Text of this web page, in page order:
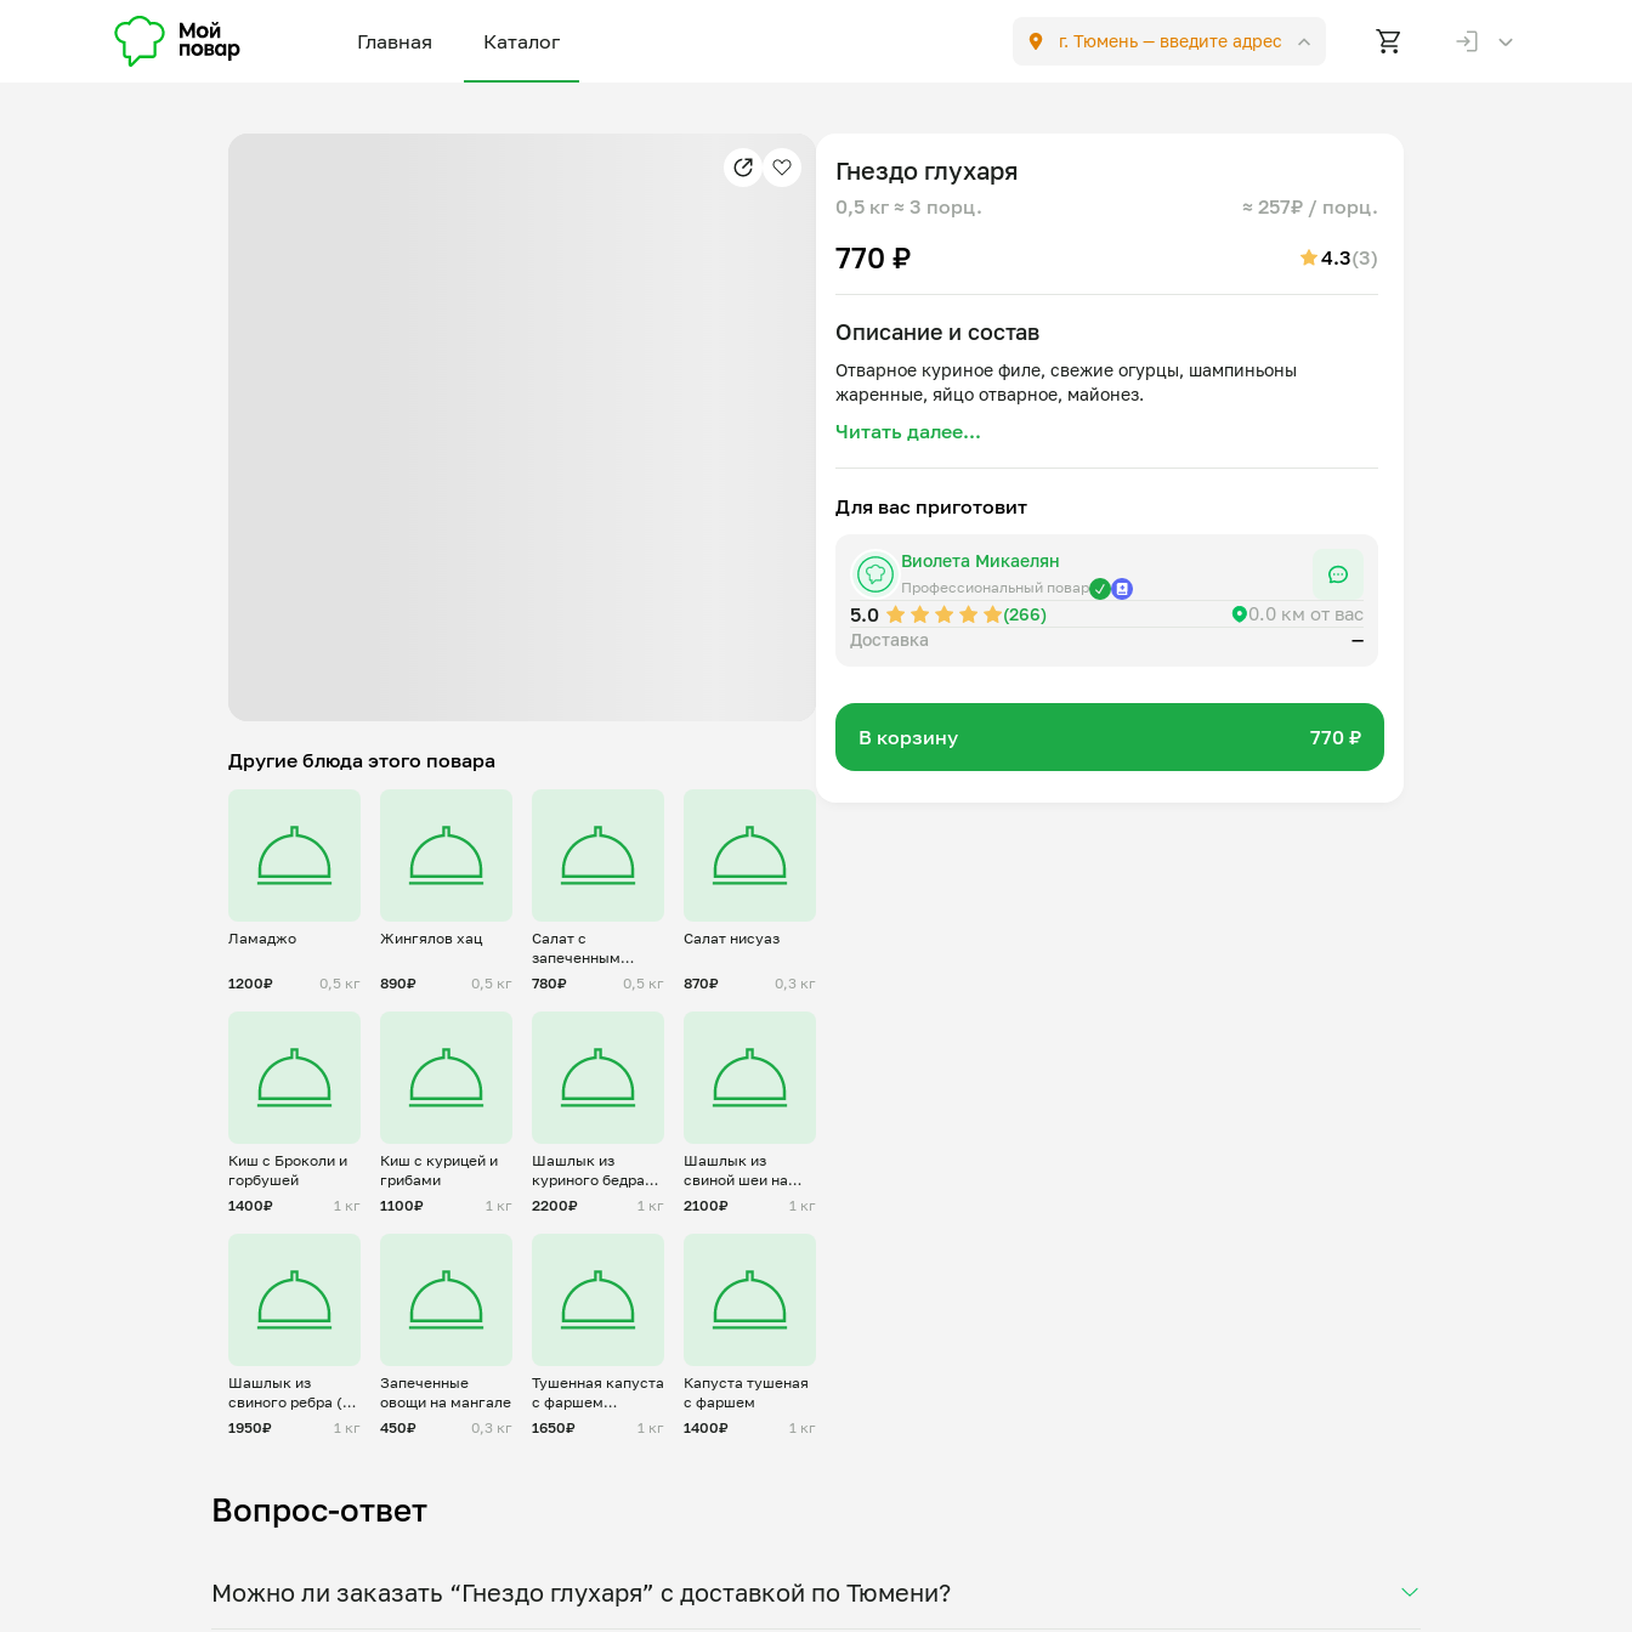
Главная Каталог г. Тюмень — введите адрес
Другие блюда этого повара
Ламаджо
1200₽ 0,5 кг
Жингялов хац
890₽ 0,5 кг
Салат с
запеченным
картофелем
780₽ 0,5 кг
Салат нисуаз
870₽ 0,3 кг
Киш с Броколи и
горбушей
1400₽
1 кг
Киш с курицей и
грибами
1100₽
1 кг
Шашлык из
куриного бедра
на мангале
2200₽ 1 кг
Шашлык из
свиной шеи на
мангале
2100₽ 1 кг
Шашлык из
свиного ребра (
без картофеля)
1950₽ 1 кг
Запеченные
овощи на мангале
450₽
0,3 кг
Тушенная капуста
с фаршем
свинина-говядина
1650₽ 1 кг
Капуста тушеная
с фаршем
1400₽
1 кг
Гнездо глухаря
0,5 кг ≈ 3 порц. ≈ 257₽ / порц.
770 ₽ 4.3(3)
Описание и состав
Отварное куриное филе, свежие огурцы, шампиньоны
Читать далее...
Для вас приготовит
Виолета Микаелян
Профессиональный повар
5.0 (266) 0.0 км от вас
Доставка —
В корзину 770 ₽
Вопрос-ответ
Можно ли заказать “Гнездо глухаря” с доставкой по Тюмени?